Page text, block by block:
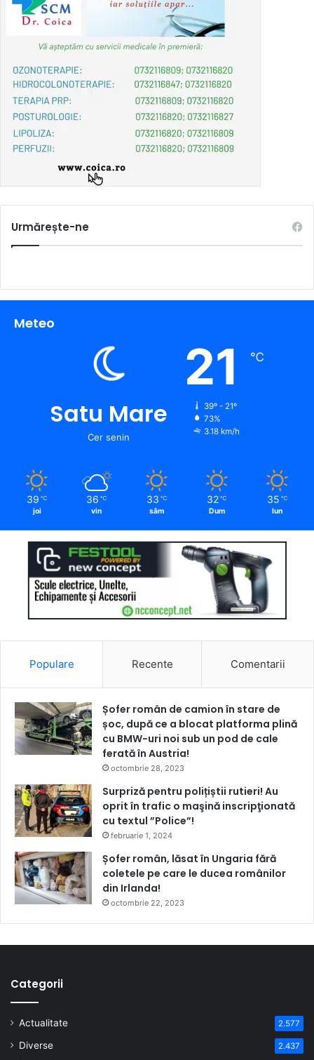
Urmărește-ne
Meteo
Satu Mare
Cer senin
21 ℃
39º - 21º
73%
3.18 km/h
39 ℃
joi
36 ℃
vin
33 ℃
sâm
32 ℃
Dum
35 ℃
lun
Populare Recente Comentarii
Șofer român de camion în stare de
șoc, după ce a blocat platforma plină
cu BMW-uri noi sub un pod de cale
ferată în Austria!
octombrie 28, 2023
Surpriză pentru polițiștii rutieri! Au
oprit în trafic o maşină inscripţionată
cu textul ”Police”!
februarie 1, 2024
Șofer român, lăsat în Ungaria fără
coletele pe care le ducea românilor
din Irlanda!
octombrie 22, 2023
Categorii
Actualitate 2.577
Diverse 2.437